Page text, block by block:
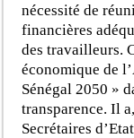
nécessité de
financières
des travailleurs.
économique de
Sénégal 2050 »
transparence. Il
Secrétaires